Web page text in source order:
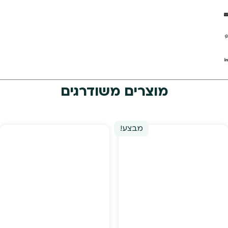
מוצרים משודרגים
מבצע!